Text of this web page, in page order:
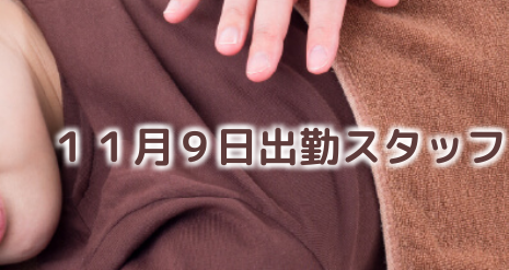
１１月９日出勤スタッフ